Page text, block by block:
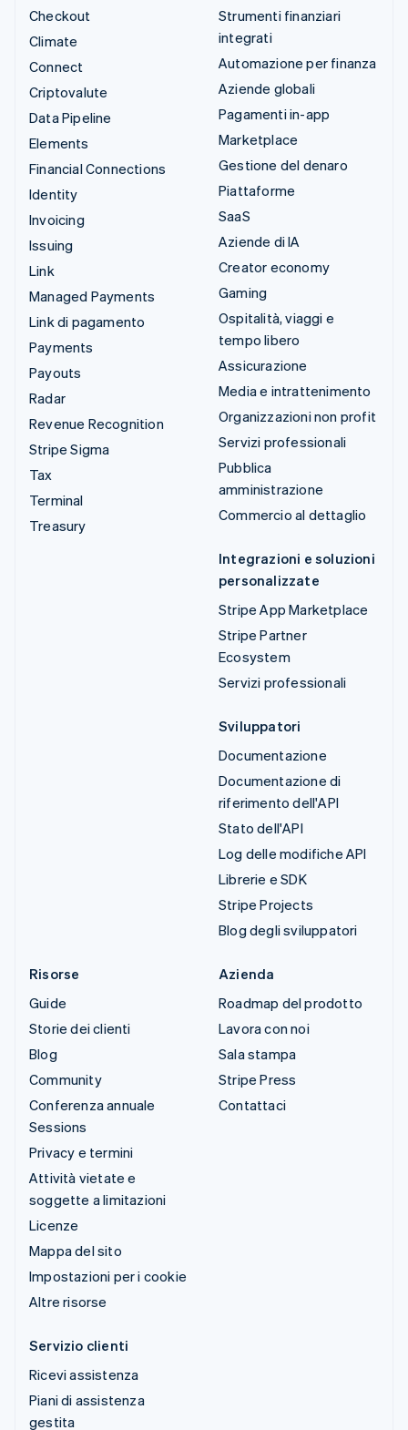
Checkout
Climate
Connect
Criptovalute
Data Pipeline
Elements
Financial Connections
Identity
Invoicing
Issuing
Link
Managed Payments
Link di pagamento
Payments
Payouts
Radar
Revenue Recognition
Stripe Sigma
Tax
Terminal
Treasury
Strumenti finanziari
integrati
Automazione per finanza
Aziende globali
Pagamenti in-app
Marketplace
Gestione del denaro
Piattaforme
SaaS
Aziende di IA
Creator economy
Gaming
Ospitalità, viaggi e
tempo libero
Assicurazione
Media e intrattenimento
Organizzazioni non profit
Servizi professionali
Pubblica
amministrazione
Commercio al dettaglio
Integrazioni e soluzioni
personalizzate
Stripe App Marketplace
Stripe Partner
Ecosystem
Servizi professionali
Sviluppatori
Documentazione
Documentazione di
riferimento dell'API
Stato dell'API
Log delle modifiche API
Librerie e SDK
Stripe Projects
Blog degli sviluppatori
Risorse
Guide
Storie dei clienti
Blog
Community
Conferenza annuale
Sessions
Privacy e termini
Attività vietate e
soggette a limitazioni
Licenze
Mappa del sito
Impostazioni per i cookie
Altre risorse
Azienda
Roadmap del prodotto
Lavora con noi
Sala stampa
Stripe Press
Contattaci
Servizio clienti
Ricevi assistenza
Piani di assistenza
gestita